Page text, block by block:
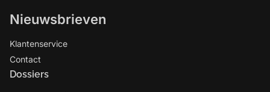
Nieuwsbrieven
Klantenservice
Contact
Dossiers